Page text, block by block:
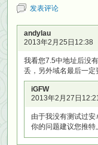
发表评论
andylau
2013年2月25日12:38
我看您7.5中地址后没
丢，另外域名最后一定
iGFW
2013年2月27日
由于我没有测试过安
你的问题建议您推